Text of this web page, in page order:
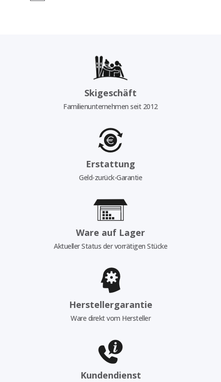
Skigeschäft
Familienunternehmen seit 2012
Erstattung
Geld-zurück-Garantie
Ware auf Lager
Aktueller Status der vorrätigen Stücke
Herstellergarantie
Ware direkt vom Hersteller
Kundendienst